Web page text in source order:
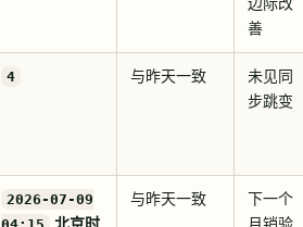
善
4 与昨天一致
未见同
步跳变
2026-07-09
与昨天一致
下一个